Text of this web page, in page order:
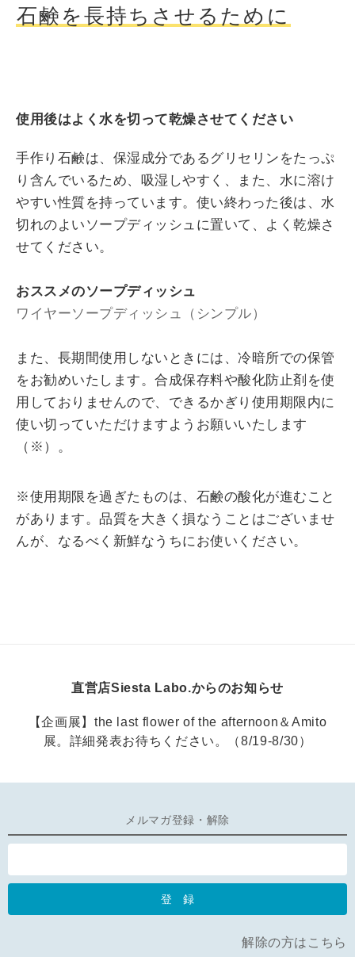
石鹸を長持ちさせるために
使用後はよく水を切って乾燥させてください
手作り石鹸は、保湿成分であるグリセリンをたっぷ
り含んでいるため、吸湿しやすく、また、水に溶け
やすい性質を持っています。使い終わった後は、水
切れのよいソープディッシュに置いて、よく乾燥さ
せてください。
おススメのソープディッシュ
ワイヤーソープディッシュ（シンプル）
また、長期間使用しないときには、冷暗所での保管
をお勧めいたします。合成保存料や酸化防止剤を使
用しておりませんので、できるかぎり使用期限内に
使い切っていただけますようお願いいたします
（※）。
※使用期限を過ぎたものは、石鹸の酸化が進むこと
があります。品質を大きく損なうことはございませ
んが、なるべく新鮮なうちにお使いください。
直営店Siesta Labo.からのお知らせ
【企画展】the last flower of the afternoon＆Amito
展。詳細発表お待ちください。（8/19-8/30）
メルマガ登録・解除
解除の方はこちら